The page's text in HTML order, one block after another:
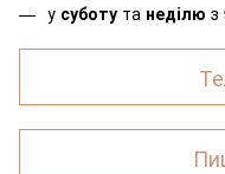
у суботу та неділю з